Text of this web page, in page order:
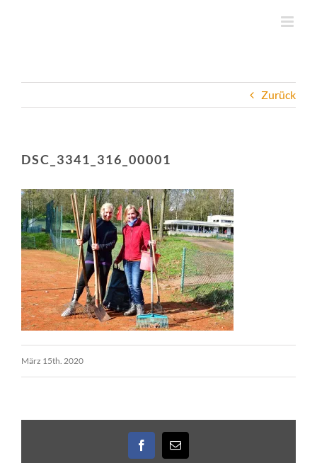
Zurück
DSC_3341_316_00001
März 15th. 2020
Facebook
E-
Mail